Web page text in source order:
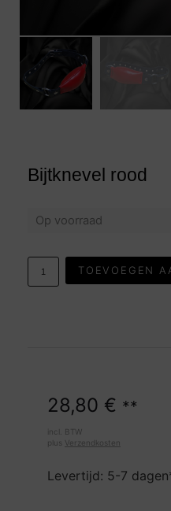
Bijtknevel rood
Op voorraad
TOEVOEGEN
28,80 € **
incl. BTW
plus Verzendkosten
Levertijd: 5-7